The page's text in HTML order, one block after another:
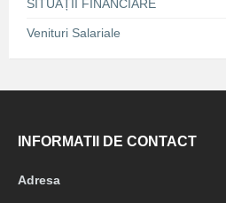
SITUAȚII FINANCIARE
Venituri Salariale
INFORMATII DE CONTACT
Adresa